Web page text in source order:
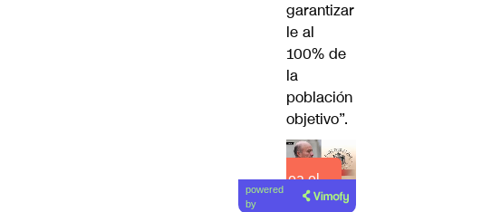
garantizar
le al
100% de
la
población
objetivo”.
Lea el
artículo
powered
by